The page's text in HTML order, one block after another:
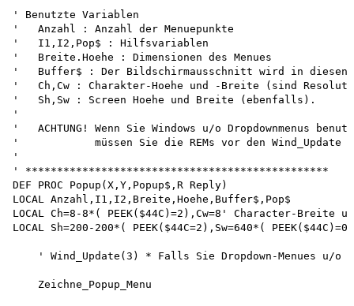
' Benutzte Variablen
'   Anzahl : Anzahl der Menuepunkte
'   I1,I2,Pop$ : Hilfsvariablen
'   Breite.Hoehe : Dimensionen des Menues
'   Buffer$ : Der Bildschirmausschnitt wird in
'   Ch,Cw : Charakter-Hoehe und -Breite (sind
'   Sh,Sw : Screen Hoehe und Breite (ebenfalls).
'
'   ACHTUNG! Wenn Sie Windows u/o Dropdownmenus
'            müssen Sie die REMs vor den Wind_Update
'
' ************************************************
DEF PROC Popup(X,Y,Popup$,R Reply)
LOCAL Anzahl,I1,I2,Breite,Hoehe,Buffer$,Pop$
LOCAL Ch=8-8*( PEEK($44C)=2),Cw=8' Character-Breite
LOCAL Sh=200-200*( PEEK($44C=2),Sw=640*(
' Wind_Update(3) * Falls Sie Dropdown-Menues u/o
    Zeichne_Popup_Menu